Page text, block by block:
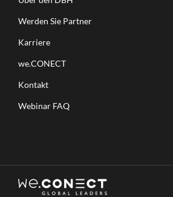
Werden Sie Partner
Karriere
we.CONECT
Kontakt
Webinar FAQ